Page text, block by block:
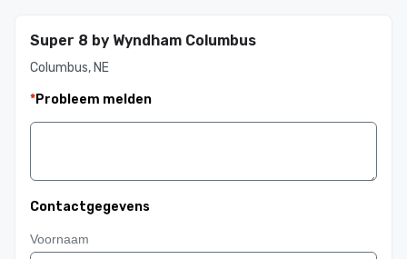
Super 8 by Wyndham Columbus
Columbus, NE
*Probleem melden
Contactgegevens
Voornaam